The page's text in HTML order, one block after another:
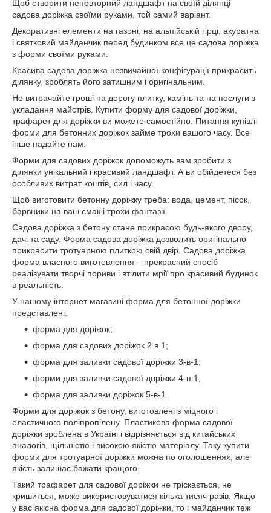
Щоб створити неповторний ландшафт на своїй ділянці
садова доріжка своїми руками, той самий варіант.
Декоративні елементи на газоні, на альпійській гірці, акуратна
і святковий майданчик перед будинком все це садова доріжка
з форми своїми руками.
Красива садова доріжка незвичайної конфігурації прикрасить
ділянку, зроблять його затишним і оригінальним.
Не витрачайте гроші на дорогу плитку, камінь та на послуги з
укладання майстрів. Купити форму для садової доріжки,
трафарет для доріжки ви можете самостійно. Питання купівлі
форми для бетонних доріжок займе трохи вашого часу. Все
інше надайте нам.
Форми для садових доріжок допоможуть вам зробити з
ділянки унікальний і красивий ландшафт. А ви обійдетеся без
особливих витрат коштів, сил і часу.
Щоб виготовити бетонну доріжку треба: вода, цемент, пісок,
барвники на ваш смак і трохи фантазії.
Садова доріжка з бетону стане прикрасою будь-якого двору,
дачі та саду. Форма садова доріжка дозволить оригінально
прикрасити тротуарною плиткою свій двір. Садова доріжка
форма власного виготовлення – прекрасний спосіб
реалізувати творчі пориви і втілити мрії про красивий будинок
в реальність.
У нашому інтернет магазині форма для бетонної доріжки
представлені:
форма для доріжок;
форма для садових доріжок 2 в 1;
форма для заливки садової доріжки 3-в-1;
форми для заливки садової доріжки 4-в-1;
форма для заливки доріжок 5-в-1.
Форми для доріжок з бетону, виготовлені з міцного і
еластичного поліпропілену. Пластикова форма садової
доріжки зроблена в Україні і відрізняється від китайських
аналогів, щільністю і високою якістю матеріалу. Таку купити
форми для тротуарної доріжки можна по оголошеннях, але
якість залишає бажати кращого.
Такий трафарет для садової доріжки не тріскається, не
кришиться, може використовуватися кілька тисяч разів. Якщо
у вас якісна форма для садової доріжки, то і майданчик теж